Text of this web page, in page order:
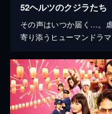
52ヘルツのクジラたち
その声はいつか届く…。
寄り添うヒューマンドラマ